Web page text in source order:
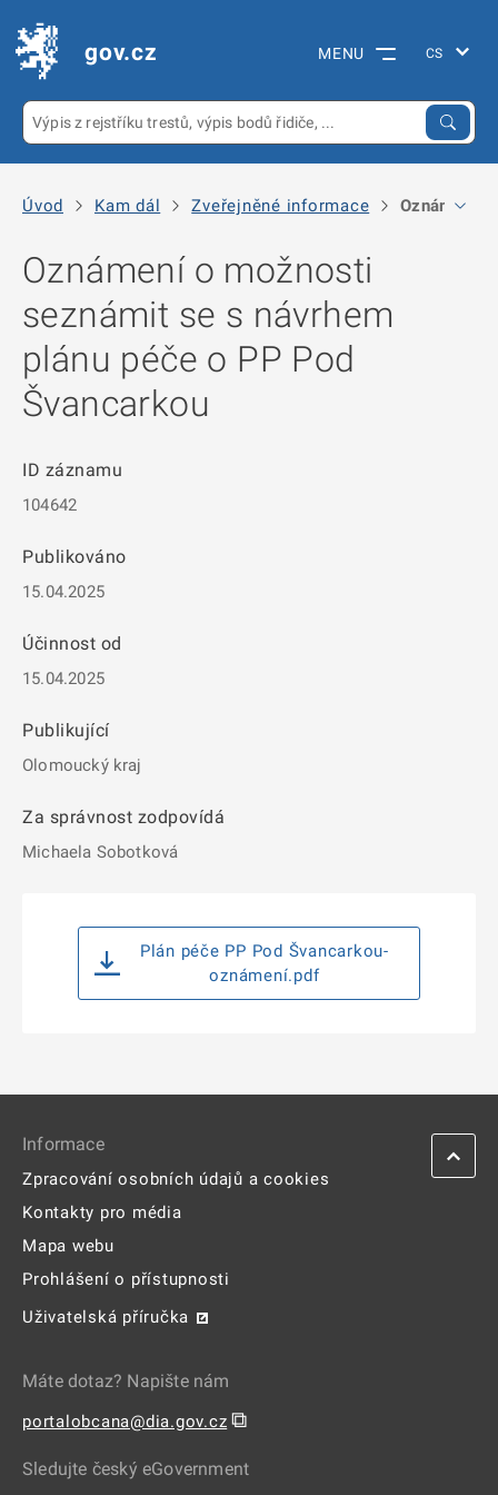
gov.cz MENU
Úvod Kam dál Zveřejněné informace Oznámení o
Oznámení o možnosti
seznámit se s návrhem
plánu péče o PP Pod
Švancarkou
ID záznamu
104642
Publikováno
15.04.2025
Účinnost od
15.04.2025
Publikující
Olomoucký kraj
Za správnost zodpovídá
Michaela Sobotková
Plán péče PP Pod Švancarkou-
oznámení.pdf
Informace
Zpracování osobních údajů a cookies
Kontakty pro média
Mapa webu
Prohlášení o přístupnosti
Uživatelská příručka
Máte dotaz? Napište nám
portalobcana@dia.gov.cz ⧉
Sledujte český eGovernment